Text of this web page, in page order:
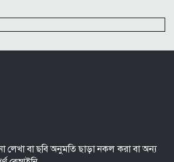
৯ ঘণ্টা হর্ন নিষিদ্ধ করে গণবিজ্ঞপ্তি
গুঁড়িয়ে দিয়ে দাপুটে জয় পেল বাংলাদেশ
ইয়াবাসহ দুই পাচারকারী গ্রেপ্তার
বা ছবি অনুমতি ছাড়া নকল করা বা অন্য